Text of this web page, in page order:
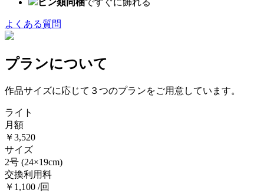
ピン類同梱ですぐに飾れる
よくある質問
プランについて
作品サイズに応じて３つのプランをご用意しています。
ライト
月額
￥3,520
サイズ
2号 (24×19cm)
交換利用料
￥1,100 /回